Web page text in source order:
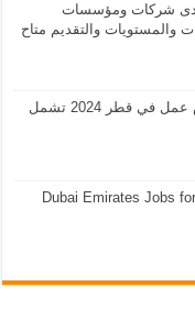
في الامارات 2024 لدى شركات ومؤسسات
والمستويات والتقديم متاح
وظائف في قطر 2024 فرص عمل في قطر 2024 تشمل
Dubai Emirates Jobs